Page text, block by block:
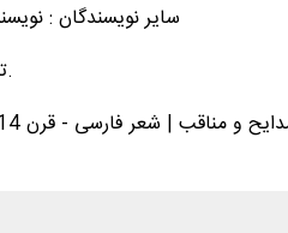
سایر نویسندگان :
تعداد صفحات : 1279ص.